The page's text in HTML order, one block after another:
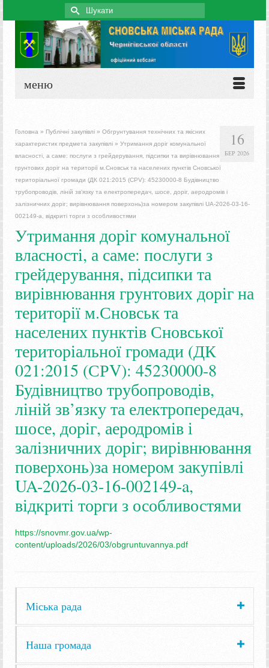
Search
for:
меню
16
БЕР 2026
Головна » Публічні закупівлі » Обгрунтування технічних та якісних
характеристик предмета закупівлі » Утримання доріг комунальної
власності, а саме: послуги з грейдерування, підсипки та вирівнювання
грунтових доріг на території м.Сновськ та населених пунктів Сновської
територіальної громади (ДК 021:2015 (СРV): 45230000-8 Будівництво
трубопроводів, ліній зв’язку та електропередач, шосе, доріг, аеродромів і
залізничних доріг; вирівнювання поверхонь)за номером закупівлі UA-2026-03-16-
002149-a, відкриті торги з особливостями
Утримання доріг комунальної
власності, а саме: послуги з
грейдерування, підсипки та
вирівнювання грунтових доріг на
території м.Сновськ та
населених пунктів Сновської
територіальної громади (ДК
021:2015 (СРV): 45230000-8
Будівництво трубопроводів,
ліній зв’язку та електропередач,
шосе, доріг, аеродромів і
залізничних доріг; вирівнювання
поверхонь)за номером закупівлі
UA-2026-03-16-002149-a,
відкриті торги з особливостями
https://snovmr.gov.ua/wp-
content/uploads/2026/03/obgruntuvannya.pdf
Міська рада
Наша громада